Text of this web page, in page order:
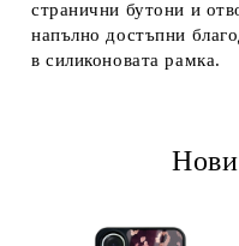
странични бутони и
напълно достъпни
в силиконовата рамка.